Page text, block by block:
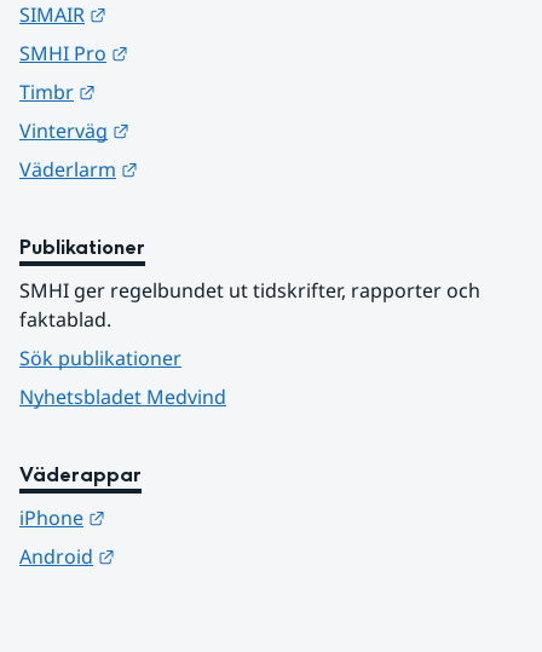
SIMAIR
SMHI Pro
Timbr
Vinterväg
Väderlarm
Publikationer
SMHI ger regelbundet ut tidskrifter, rapporter och
faktablad.
Sök publikationer
Nyhetsbladet Medvind
Väderappar
iPhone
Android